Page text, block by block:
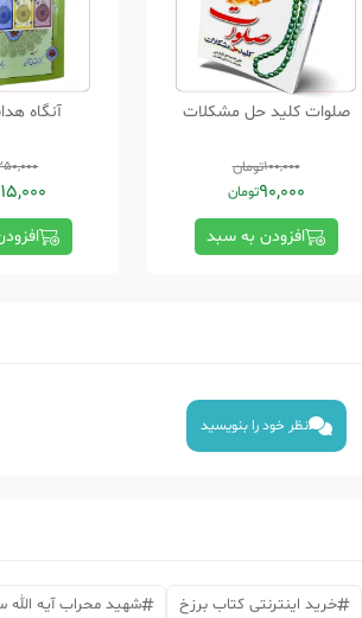
صلوات کلید حل مشکلات
100,000تومان
90,000تومان
افزودن به سبد
آنگاه
نظر خود را بنویسید
خرید اینترنتی کتاب برزخ شهید محراب آیه